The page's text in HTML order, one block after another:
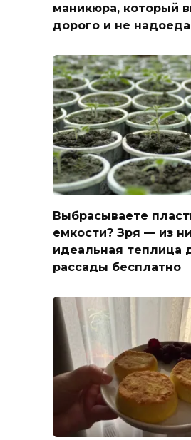
маникюра, который
дорого и не
Выбрасываете
емкости? Зря — из
идеальная теплица
рассады бесплатно